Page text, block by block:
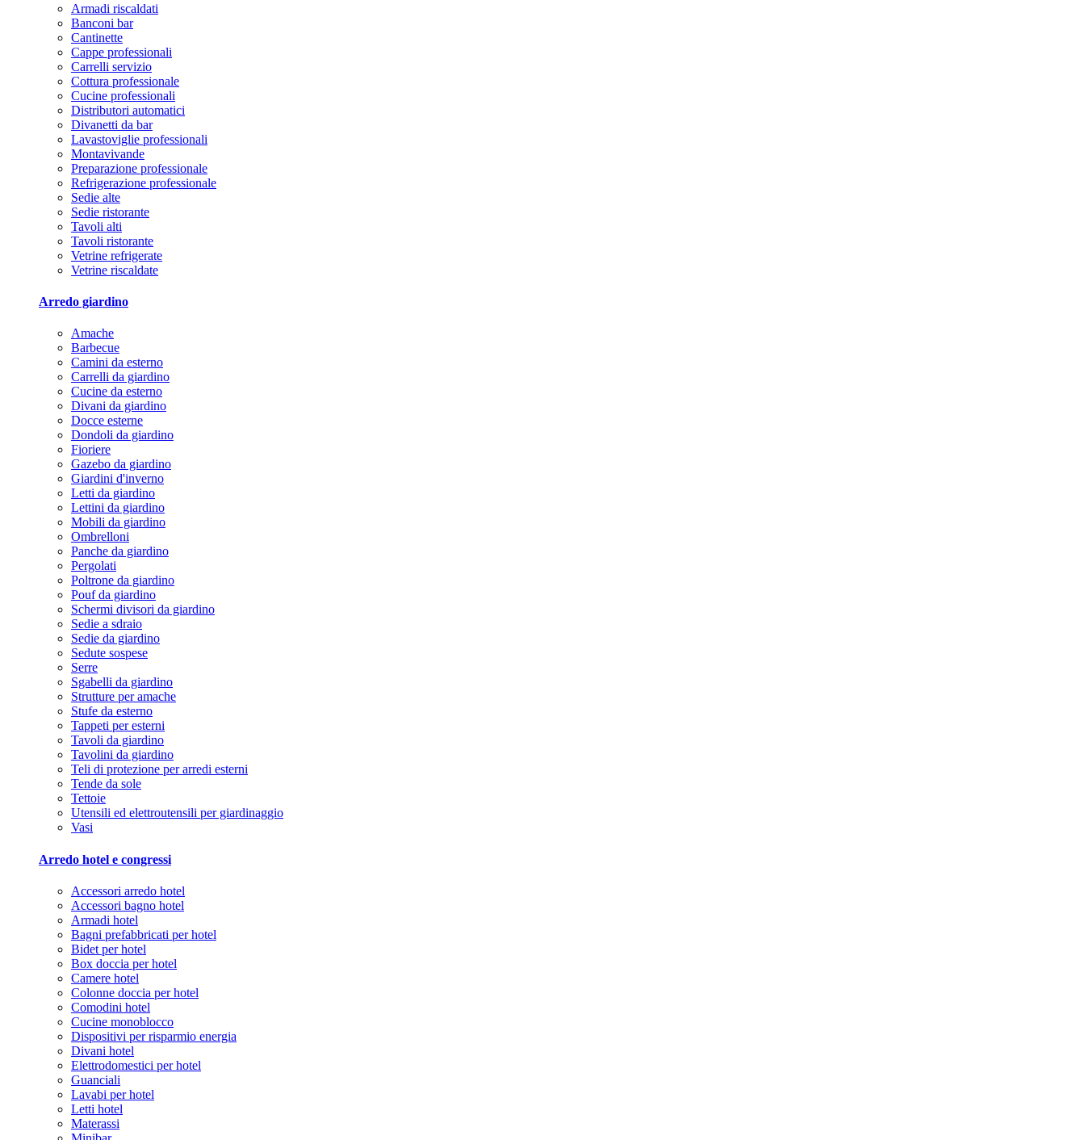
Armadi riscaldati
Banconi bar
Cantinette
Cappe professionali
Carrelli servizio
Cottura professionale
Cucine professionali
Distributori automatici
Divanetti da bar
Lavastoviglie professionali
Montavivande
Preparazione professionale
Refrigerazione professionale
Sedie alte
Sedie ristorante
Tavoli alti
Tavoli ristorante
Vetrine refrigerate
Vetrine riscaldate
Arredo giardino
Amache
Barbecue
Camini da esterno
Carrelli da giardino
Cucine da esterno
Divani da giardino
Docce esterne
Dondoli da giardino
Fioriere
Gazebo da giardino
Giardini d'inverno
Letti da giardino
Lettini da giardino
Mobili da giardino
Ombrelloni
Panche da giardino
Pergolati
Poltrone da giardino
Pouf da giardino
Schermi divisori da giardino
Sedie a sdraio
Sedie da giardino
Sedute sospese
Serre
Sgabelli da giardino
Strutture per amache
Stufe da esterno
Tappeti per esterni
Tavoli da giardino
Tavolini da giardino
Teli di protezione per arredi esterni
Tende da sole
Tettoie
Utensili ed elettroutensili per giardinaggio
Vasi
Arredo hotel e congressi
Accessori arredo hotel
Accessori bagno hotel
Armadi hotel
Bagni prefabbricati per hotel
Bidet per hotel
Box doccia per hotel
Camere hotel
Colonne doccia per hotel
Comodini hotel
Cucine monoblocco
Dispositivi per risparmio energia
Divani hotel
Elettrodomestici per hotel
Guanciali
Lavabi per hotel
Letti hotel
Materassi